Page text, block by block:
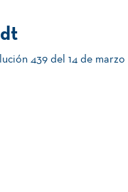
439 del 14 de marzo